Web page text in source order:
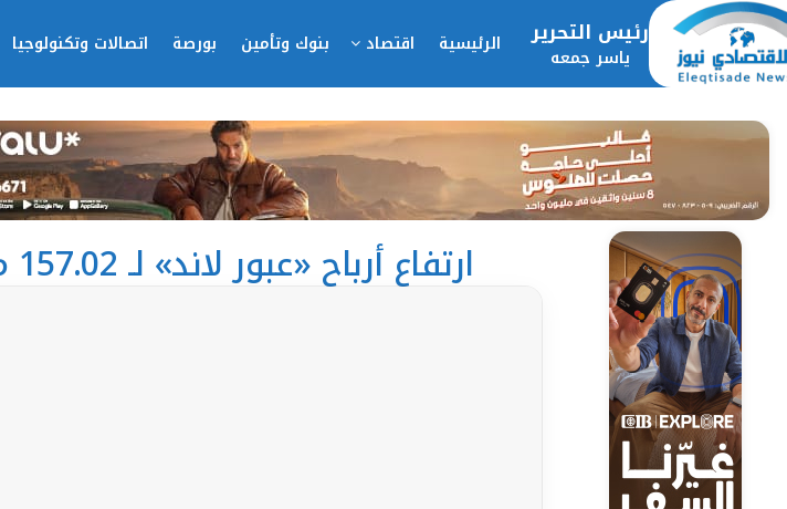
رئيس التحرير
ياسر جمعه الرئيسية اقتصاد بنوك وتأمين بورصة اتصالات وتكنولوجيا
ارتفاع أرباح «عبور لاند» لـ 157.02 مليون جنيه خلال الربع الأول